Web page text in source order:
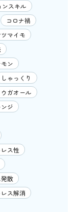
ンスキル
コロナ禍
マイモ
ン
しゃっくり
ガオール
ジ
ス性
散
ス解消